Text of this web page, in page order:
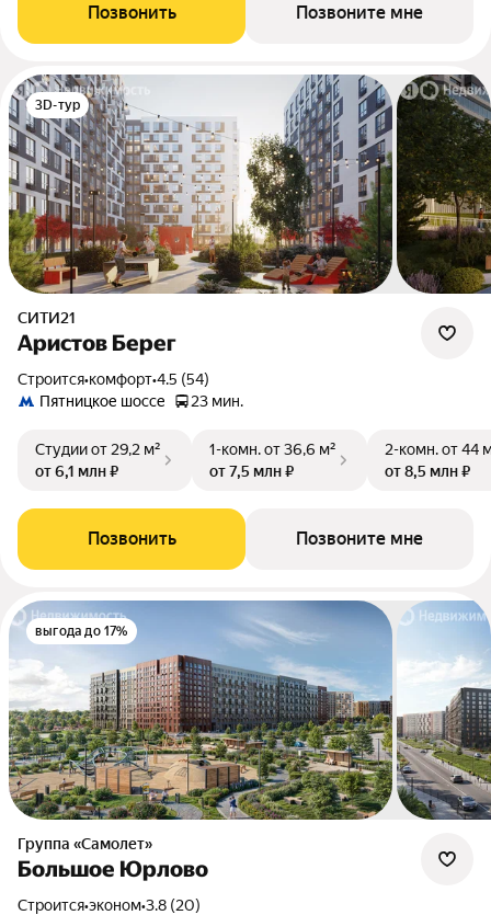
Позвонить Позвоните мне
3D-тур
СИТИ21
Аристов Берег
Строится•комфорт•4.5 (54)
Пятницкое шоссе
23 мин.
Студииот 29,2 м²
от 6,1 млн ₽
1-комн.от 36,6 м²
от 7,5 млн ₽
2-комн.от 44
от 8,5 млн ₽
Позвонить Позвоните мне
выгода до 17%
Группа «Самолет»
Большое Юрлово
Строится•эконом•3.8 (20)